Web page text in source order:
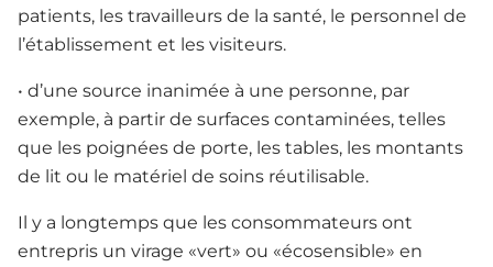
patients, les travailleurs de la santé, le personnel de
l’établissement et les visiteurs.
• d’une source inanimée à une personne, par
exemple, à partir de surfaces contaminées, telles
que les poignées de porte, les tables, les montants
de lit ou le matériel de soins réutilisable.
Il y a longtemps que les consommateurs ont
entrepris un virage «vert» ou «écosensible» en